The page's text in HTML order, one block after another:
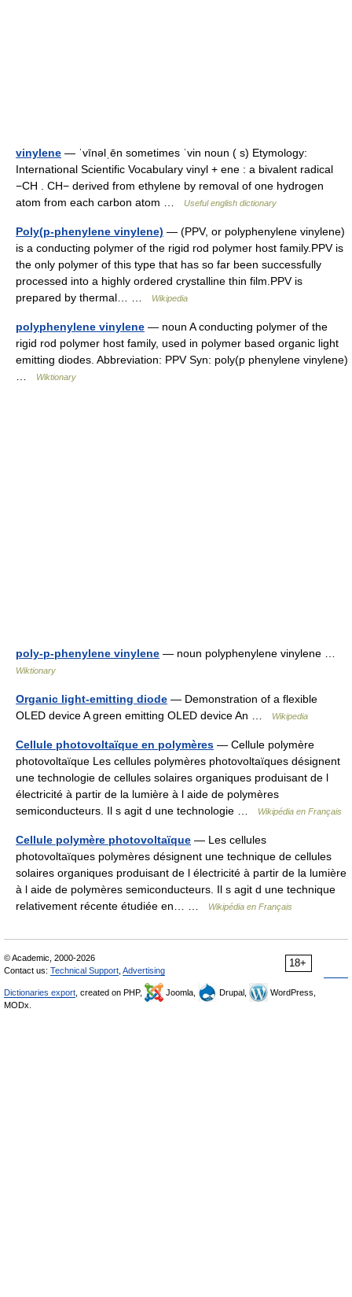
vinylene — ˈvīnəlˌēn sometimes ˈvin noun ( s) Etymology:
International Scientific Vocabulary vinyl + ene : a bivalent radical
−CH . CH− derived from ethylene by removal of one hydrogen
atom from each carbon atom …
Useful english dictionary
Poly(p-phenylene vinylene) — (PPV, or polyphenylene vinylene)
is a conducting polymer of the rigid rod polymer host family.PPV is
the only polymer of this type that has so far been successfully
processed into a highly ordered crystalline thin film.PPV is
prepared by thermal… …
Wikipedia
polyphenylene vinylene — noun A conducting polymer of the
rigid rod polymer host family, used in polymer based organic light
emitting diodes. Abbreviation: PPV Syn: poly(p phenylene vinylene)
Wiktionary
poly-p-phenylene vinylene — noun polyphenylene vinylene …
Wiktionary
Organic light-emitting diode — Demonstration of a flexible
OLED device A green emitting OLED device An …
Wikipedia
Cellule photovoltaïque en polymères — Cellule polymère
photovoltaïque Les cellules polymères photovoltaïques désignent
une technologie de cellules solaires organiques produisant de l
électricité à partir de la lumière à l aide de polymères
semiconducteurs. Il s agit d une technologie …
Wikipédia en Français
Cellule polymère photovoltaïque — Les cellules
photovoltaïques polymères désignent une technique de cellules
solaires organiques produisant de l électricité à partir de la lumière
à l aide de polymères semiconducteurs. Il s agit d une technique
relativement récente étudiée en… …
Wikipédia en Français
18+
© Academic, 2000-2026
Contact us: Technical Support Advertising
Dictionaries export , created on PHP, Joomla, Drupal,
WordPress,
MODx.